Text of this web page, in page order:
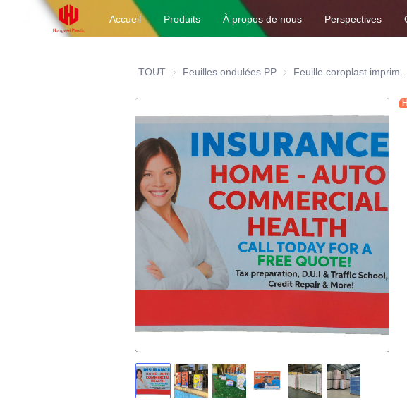
Accueil Produits À propos de nous Perspectives
TOUT Feuilles ondulées PP Feuilles ondulées PP